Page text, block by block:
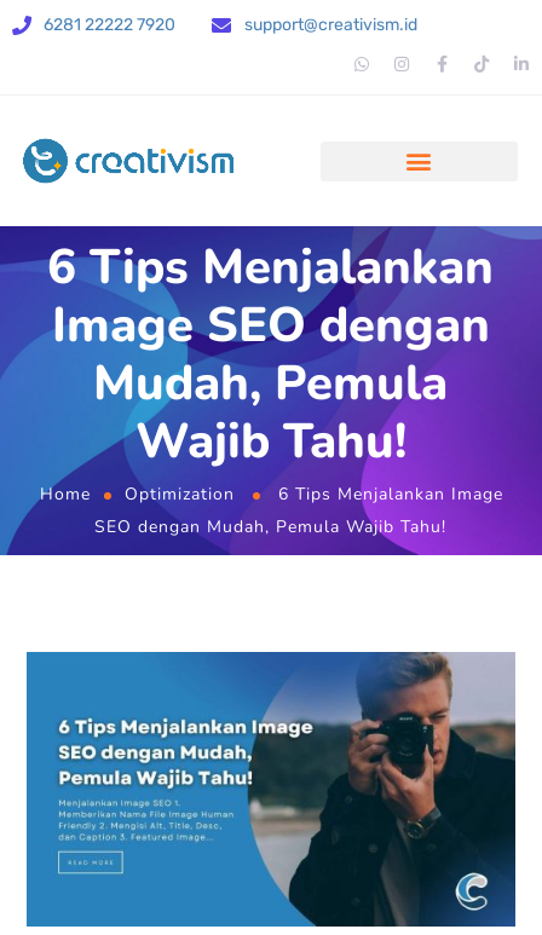
6281 22222 7920 support@creativism.id
6 Tips Menjalankan
Image SEO dengan
Mudah, Pemula
Wajib Tahu!
Home Optimization
6 Tips Menjalankan Image
SEO dengan Mudah, Pemula Wajib Tahu!